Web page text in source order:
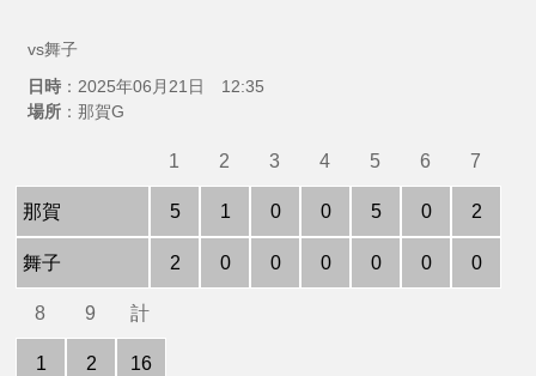
vs舞子
日時 ：2025年06月21日 12:35
場所 ：那賀G
那賀
舞子
1
5
2
2
1
0
3
0
0
4
0
0
5
5
0
6
0
0
7
2
0
8
1
9
2
計
16